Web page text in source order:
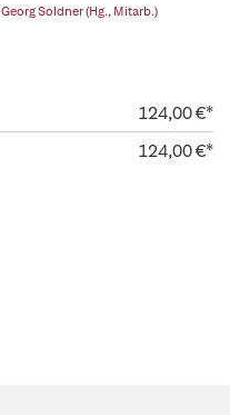
Georg Soldner (Hg., Mitarb.)
124,00 €*
124,00 €*